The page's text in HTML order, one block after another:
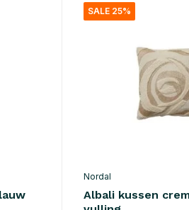
SALE 25%
Nordal
Albali kussen